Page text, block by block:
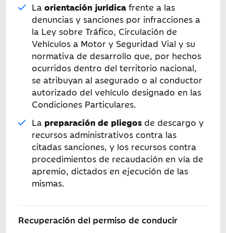
La orientación jurídica frente a las
denuncias y sanciones por infracciones a
la Ley sobre Tráfico, Circulación de
Vehículos a Motor y Seguridad Vial y su
normativa de desarrollo que, por hechos
ocurridos dentro del territorio nacional,
se atribuyan al asegurado o al conductor
autorizado del vehículo designado en las
Condiciones Particulares.
La preparación de pliegos de descargo y
recursos administrativos contra las
citadas sanciones, y los recursos contra
procedimientos de recaudación en vía de
apremio, dictados en ejecución de las
mismas.
Recuperación del permiso de conducir